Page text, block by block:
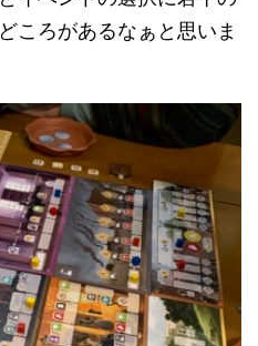
ころがあるなぁと思いま